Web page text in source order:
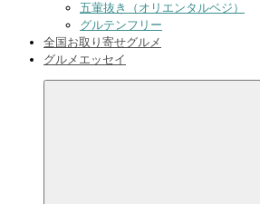
五葷抜き（オリエンタルベジ）
グルテンフリー
全国お取り寄せグルメ
グルメエッセイ